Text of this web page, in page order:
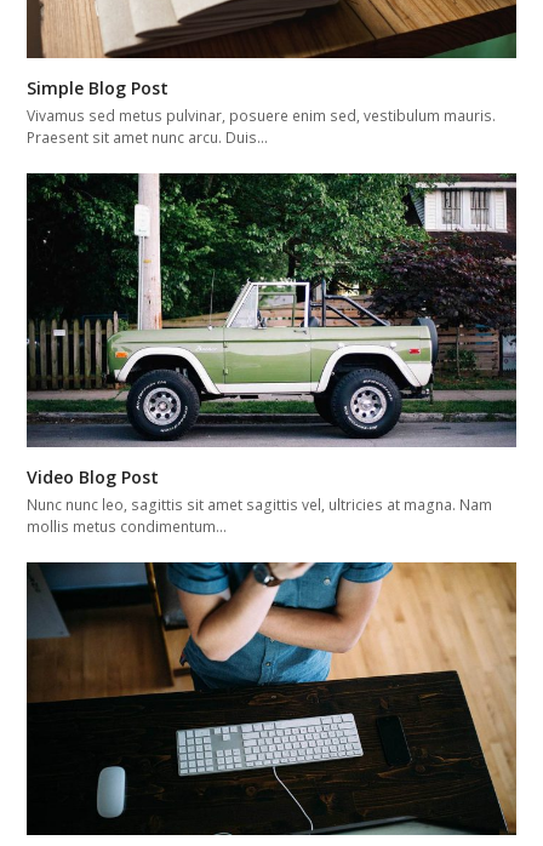
Simple Blog Post
Vivamus sed metus pulvinar, posuere enim sed, vestibulum mauris.
Praesent sit amet nunc arcu. Duis…
Video Blog Post
Nunc nunc leo, sagittis sit amet sagittis vel, ultricies at magna. Nam
mollis metus condimentum…